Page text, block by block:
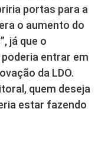
portas para a
o aumento do
já que o
entrar em
da LDO.
quem deseja
estar fazendo